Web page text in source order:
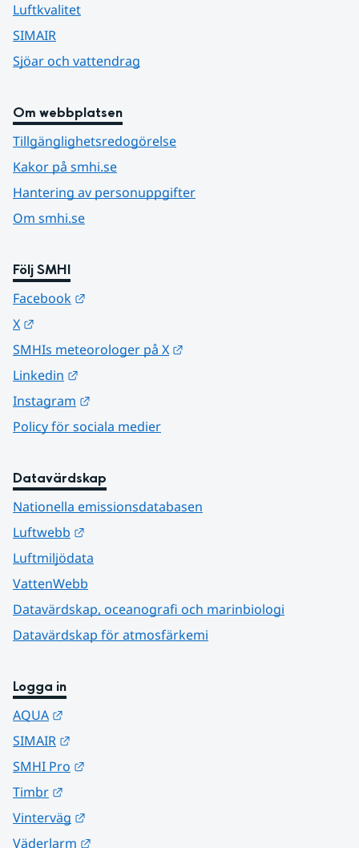
Luftkvalitet
SIMAIR
Sjöar och vattendrag
Om webbplatsen
Tillgänglighetsredogörelse
Kakor på smhi.se
Hantering av personuppgifter
Om smhi.se
Följ SMHI
Facebook
X
SMHIs meteorologer på X
Linkedin
Instagram
Policy för sociala medier
Datavärdskap
Nationella emissionsdatabasen
Luftwebb
Luftmiljödata
VattenWebb
Datavärdskap, oceanografi och marinbiologi
Datavärdskap för atmosfärkemi
Logga in
AQUA
SIMAIR
SMHI Pro
Timbr
Vinterväg
Väderlarm